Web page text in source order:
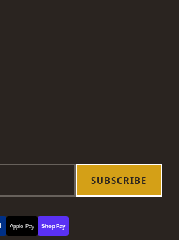
SUBSCRIBE
Apple Pay Shop Pay